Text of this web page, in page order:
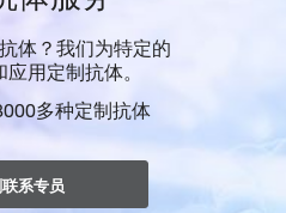
体？我们为特定的
用定制抗体。
多种定制抗体
系专员